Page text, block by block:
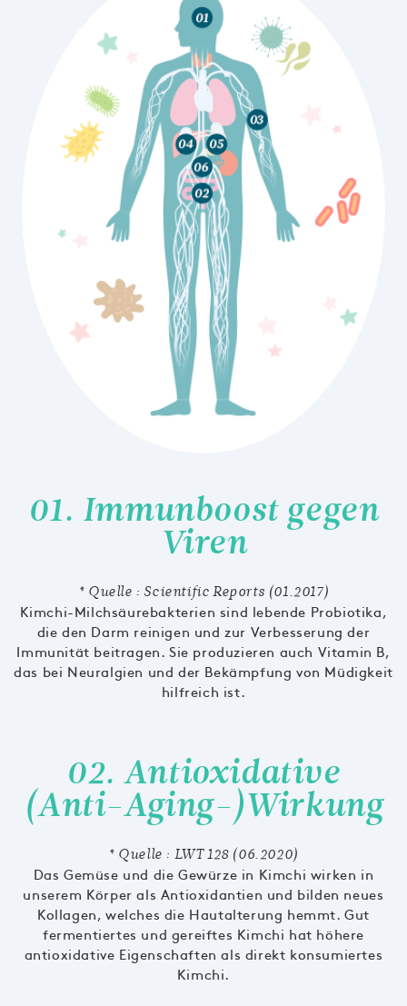
01. Immunboost gegen
Viren
* Quelle : Scientific Reports (01.2017)
Kimchi-Milchsäurebakterien sind lebende Probiotika,
die den Darm reinigen und zur Verbesserung der
Immunität beitragen. Sie produzieren auch Vitamin B,
das bei Neuralgien und der Bekämpfung von Müdigkeit
hilfreich ist.
02. Antioxidative
(Anti-Aging-)Wirkung
* Quelle : LWT 128 (06.2020)
Das Gemüse und die Gewürze in Kimchi wirken in
unserem Körper als Antioxidantien und bilden neues
Kollagen, welches die Hautalterung hemmt. Gut
fermentiertes und gereiftes Kimchi hat höhere
antioxidative Eigenschaften als direkt konsumiertes
Kimchi.